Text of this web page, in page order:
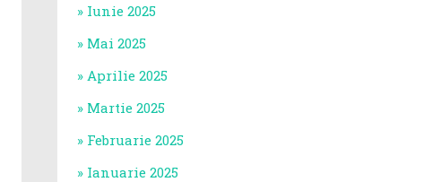
Iunie 2025
Mai 2025
Aprilie 2025
Martie 2025
Februarie 2025
Ianuarie 2025